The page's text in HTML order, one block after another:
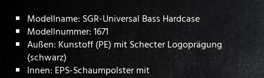
Modellname: SGR-Universal Bass Hardcase
Modellnummer: 1671
Außen: Kunstoff (PE) mit Schecter Logoprägung
(schwarz)
Innen: EPS-Schaumpolster mit